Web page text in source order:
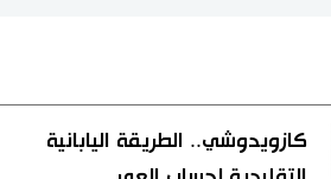
كازويدوشي.. الطريقة اليابانية